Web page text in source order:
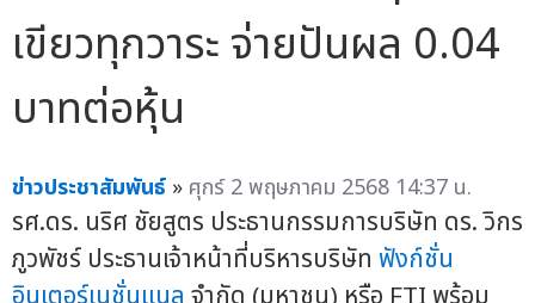
เขียวทุกวาระ จ่ายปันผล 0.04
บาทต่อหุ้น
ข่าวประชาสัมพันธ์ » ศุกร์ 2 พฤษภาคม 2568 14:37 น.
รศ.ดร. นริศ ชัยสูตร ประธานกรรมการบริษัท ดร. วิกร
ภูวพัชร์ ประธานเจ้าหน้าที่บริหารบริษัท ฟังก์ชั่น